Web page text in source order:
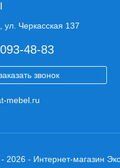
ул. Черкасская 137
48-83
звонок
mebel.ru
2026 - Интернет-магазин